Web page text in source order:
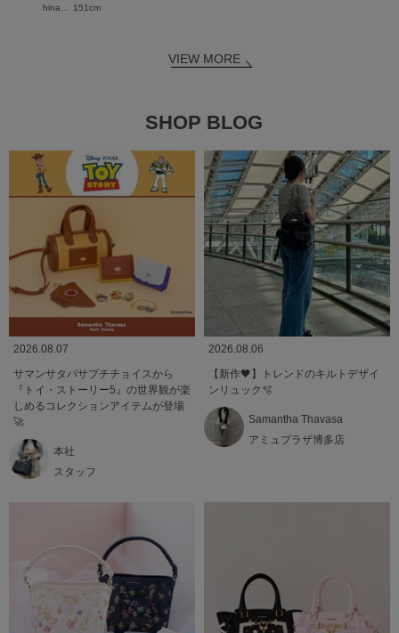
hina... 151cm
VIEW MORE
SHOP BLOG
2026.08.07
サマンサタバサプチチョイスから
『トイ・ストーリー5』の世界観が楽
しめるコレクションアイテムが登場
🚀
本社
スタッフ
2026.08.06
【新作🖤】トレンドのキルトデザイ
ンリュック🫧
Samantha Thavasa
アミュプラザ博多店